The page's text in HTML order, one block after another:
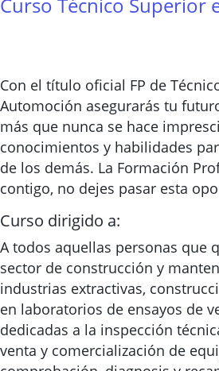
Con el título oficial FP de
Automoción asegurarás tu
más que nunca se hace
conocimientos y habilidades
de los demás. La Formación
contigo, no dejes pasar esta
Curso dirigido a:
A todos aquellas personas que
sector de construcción y
industrias extractivas,
en laboratorios de ensayos de
dedicadas a la inspección
venta y comercialización de